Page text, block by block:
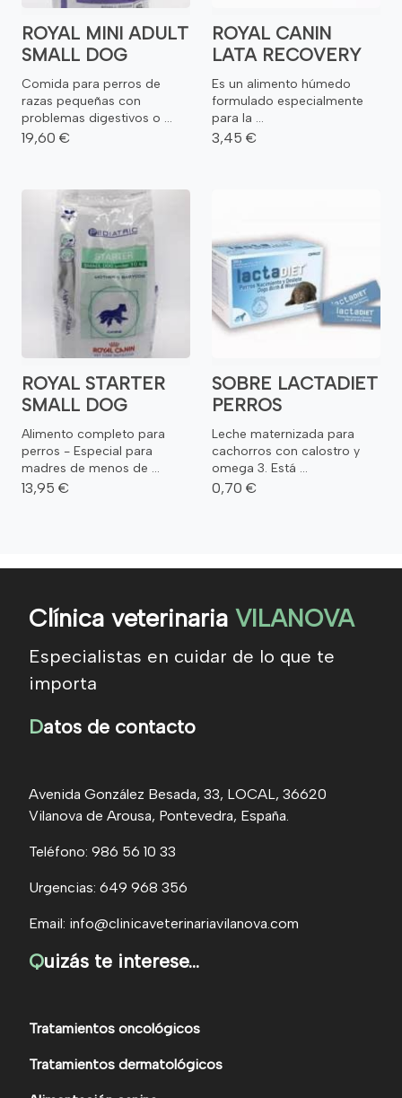
ROYAL MINI ADULT
SMALL DOG
Comida para perros de
razas pequeñas con
problemas digestivos o ...
19,60 €
ROYAL CANIN
LATA RECOVERY
Es un alimento húmedo
formulado especialmente
para la ...
3,45 €
ROYAL STARTER
SMALL DOG
Alimento completo para
perros - Especial para
madres de menos de ...
13,95 €
SOBRE LACTADIET
PERROS
Leche maternizada para
cachorros con calostro y
omega 3. Está ...
0,70 €
Clínica veterinaria VILANOVA
Especialistas en cuidar de lo que te
importa
Datos de contacto
Avenida González Besada, 33, LOCAL, 36620
Vilanova de Arousa, Pontevedra, España.
Teléfono: 986 56 10 33
Urgencias: 649 968 356
Email: info@clinicaveterinariavilanova.com
Quizás te interese...
Tratamientos oncológicos
Tratamientos dermatológicos